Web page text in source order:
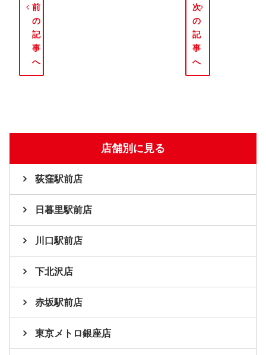
前
の
記
事
へ
次
の
記
事
へ
店舗別に見る
荻窪駅前店
日暮里駅前店
川口駅前店
下北沢店
赤坂駅前店
東京メトロ銀座店